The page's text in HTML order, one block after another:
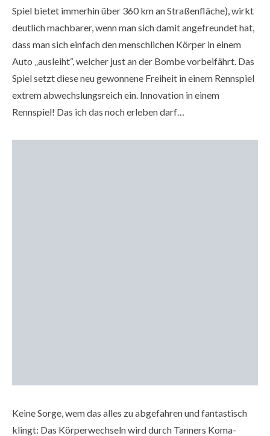
Spiel bietet immerhin über 360 km an Straßenfläche), wirkt
deutlich machbarer, wenn man sich damit angefreundet hat,
dass man sich einfach den menschlichen Körper in einem
Auto „ausleiht“, welcher just an der Bombe vorbeifährt. Das
Spiel setzt diese neu gewonnene Freiheit in einem Rennspiel
extrem abwechslungsreich ein. Innovation in einem
Rennspiel! Das ich das noch erleben darf…
Keine Sorge, wem das alles zu abgefahren und fantastisch
klingt: Das Körperwechseln wird durch Tanners Koma-